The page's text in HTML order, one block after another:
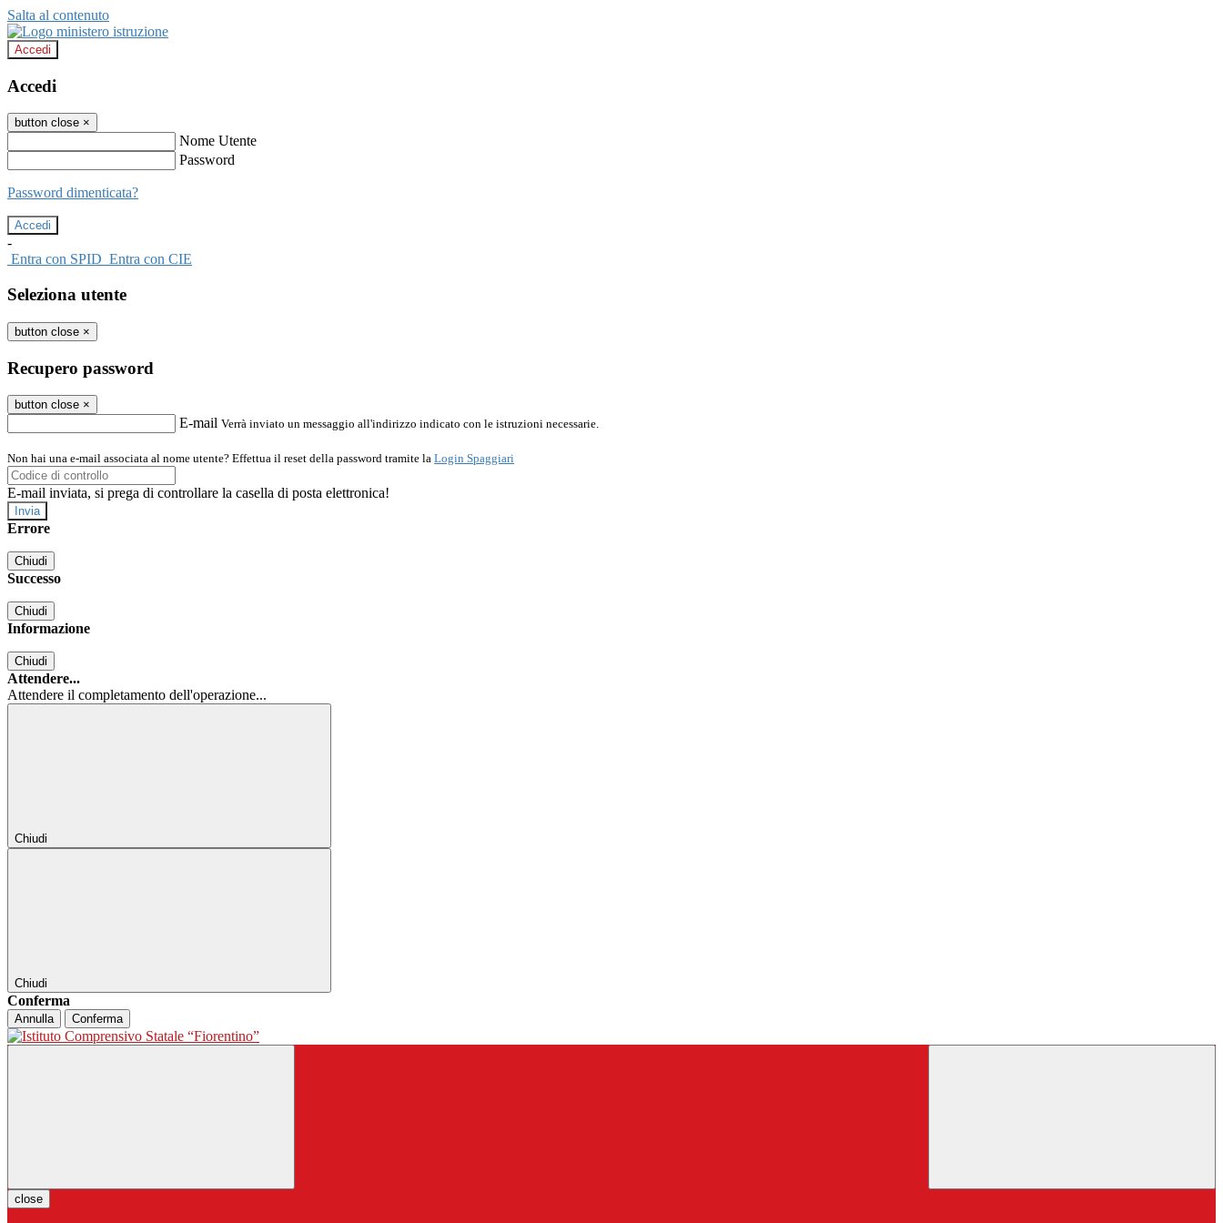
Salta al contenuto
Accedi
Accedi
button close ×
Nome Utente
Password
Password dimenticata?
-
Entra con SPID Entra con CIE
Seleziona utente
button close ×
Recupero password
button close ×
E-mail Verrà inviato un messaggio all'indirizzo indicato con le istruzioni necessarie.
Non hai una e-mail associata al nome utente? Effettua il reset della password tramite la Login Spaggiari
E-mail inviata, si prega di controllare la casella di posta elettronica!
Errore
Chiudi
Successo
Chiudi
Informazione
Chiudi
Attendere...
Attendere il completamento dell'operazione...
Chiudi
Chiudi
Conferma
Annulla Conferma
close